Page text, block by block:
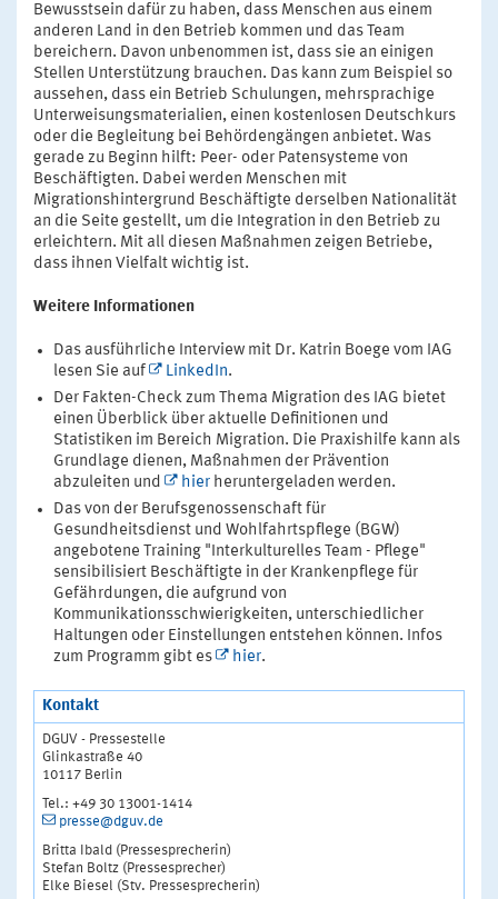
Bewusstsein dafür zu haben, dass Menschen aus einem
anderen Land in den Betrieb kommen und das Team
bereichern. Davon unbenommen ist, dass sie an einigen
Stellen Unterstützung brauchen. Das kann zum Beispiel so
aussehen, dass ein Betrieb Schulungen, mehrsprachige
Unterweisungsmaterialien, einen kostenlosen Deutschkurs
oder die Begleitung bei Behördengängen anbietet. Was
gerade zu Beginn hilft: Peer- oder Patensysteme von
Beschäftigten. Dabei werden Menschen mit
Migrationshintergrund Beschäftigte derselben Nationalität
an die Seite gestellt, um die Integration in den Betrieb zu
erleichtern. Mit all diesen Maßnahmen zeigen Betriebe,
dass ihnen Vielfalt wichtig ist.
Weitere Informationen
Das ausführliche Interview mit Dr. Katrin Boege vom IAG
lesen Sie auf
LinkedIn.
Der Fakten-Check zum Thema Migration des IAG bietet
einen Überblick über aktuelle Definitionen und
Statistiken im Bereich Migration. Die Praxishilfe kann als
Grundlage dienen, Maßnahmen der Prävention
abzuleiten und
hierheruntergeladen werden.
Das von der Berufsgenossenschaft für
Gesundheitsdienst und Wohlfahrtspflege (BGW)
angebotene Training "Interkulturelles Team - Pflege"
sensibilisiert Beschäftigte in der Krankenpflege für
Gefährdungen, die aufgrund von
Kommunikationsschwierigkeiten, unterschiedlicher
Haltungen oder Einstellungen entstehen können. Infos
zum Programm gibt es
hier.
Kontakt
DGUV - Pressestelle
Glinkastraße 40
10117 Berlin
Tel.: +49 30 13001-1414
presse@dguv.de
Britta Ibald (Pressesprecherin)
Stefan Boltz (Pressesprecher)
Elke Biesel (Stv. Pressesprecherin)